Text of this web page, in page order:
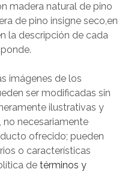
madera natural de pino
de pino insigne seco,en
la descripción de cada
imágenes de los
ser modificadas sin
ilustrativas y
no necesariamente
ofrecido; pueden
o características
de términos y